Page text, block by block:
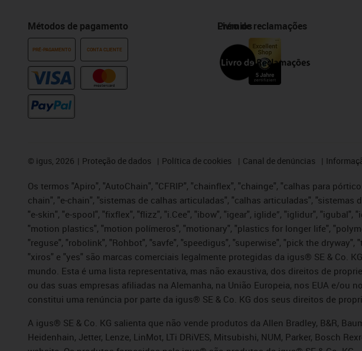
Métodos de pagamento
PRÉ-PAGAMENTO CONTA CLIENTE
Prémios
Livro de reclamações
© igus, 2026 Proteção de dados Política de cookies Canal de denúncias
Os termos "Apiro", "AutoChain", "CFRIP", "chainflex", "chainge", "calhas para
chain", "e-chain", "sistemas de calhas articuladas", "calhas articuladas",
"e-skin", "e-spool", "fixflex", "flizz", "i.Cee", "ibow", "igear", iglide”, "iglidur",
"motion plastics", "motion polímeros", "motionary", "plastics for longer life",
"reguse", "robolink", "Rohbot", "savfe", "speedigus", "superwise", "pick the
"xiros" e "yes" são marcas comerciais legalmente protegidas da igus® SE & Co.
mundo. Esta é uma lista representativa, mas não exaustiva, dos direitos de
ou das suas empresas afiliadas na Alemanha, na União Europeia, nos EUA e/
constitui uma renúncia por parte da igus® SE & Co. KG dos seus direitos de
A igus® SE & Co. KG salienta que não vende produtos da Allen Bradley, B&R,
Heidenhain, Jetter, Lenze, LinMot, LTi DRiVES, Mitsubishi, NUM, Parker, Bosch